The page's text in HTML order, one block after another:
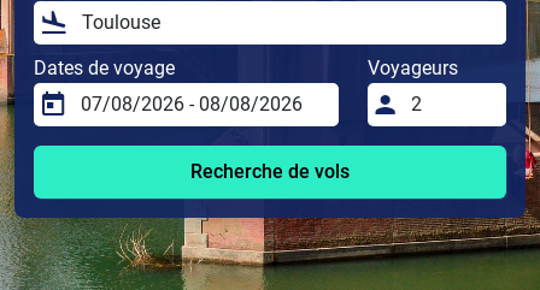
Dates de voyage Voyageurs
Recherche de vols